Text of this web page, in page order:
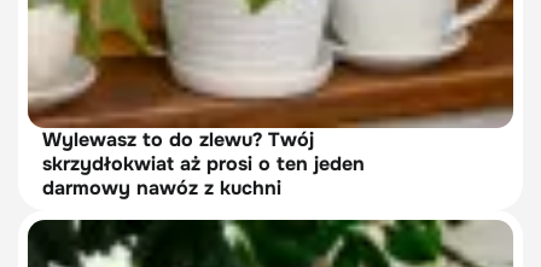
Wylewasz to do zlewu? Twój
skrzydłokwiat aż prosi o ten jeden
darmowy nawóz z kuchni